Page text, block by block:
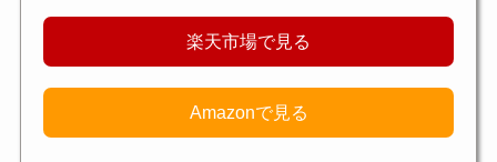
楽天市場で見る
Amazonで見る